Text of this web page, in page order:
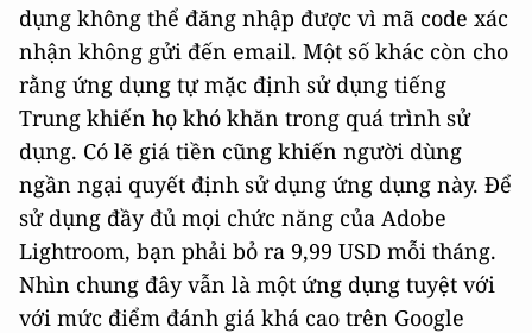
dụng không thể đăng nhập được vì mã code xác
nhận không gửi đến email. Một số khác còn cho
rằng ứng dụng tự mặc định sử dụng tiếng
Trung khiến họ khó khăn trong quá trình sử
dụng. Có lẽ giá tiền cũng khiến người dùng
ngần ngại quyết định sử dụng ứng dụng này. Để
sử dụng đầy đủ mọi chức năng của Adobe
Lightroom, bạn phải bỏ ra 9,99 USD mỗi tháng.
Nhìn chung đây vẫn là một ứng dụng tuyệt với
với mức điểm đánh giá khá cao trên Google